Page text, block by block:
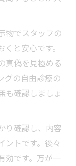
点
認事項一覧
ンの注意点
科の権利
物でスタッフの
と安心です。
真偽を見極める
グの自由診療の
も確認しましょ
り確認し、内容
ントです。後々
効です。万が一